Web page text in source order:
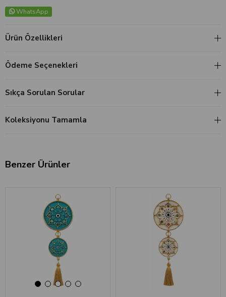
WhatsApp
Ürün Özellikleri
Ödeme Seçenekleri
Sıkça Sorulan Sorular
Koleksiyonu Tamamla
Benzer Ürünler